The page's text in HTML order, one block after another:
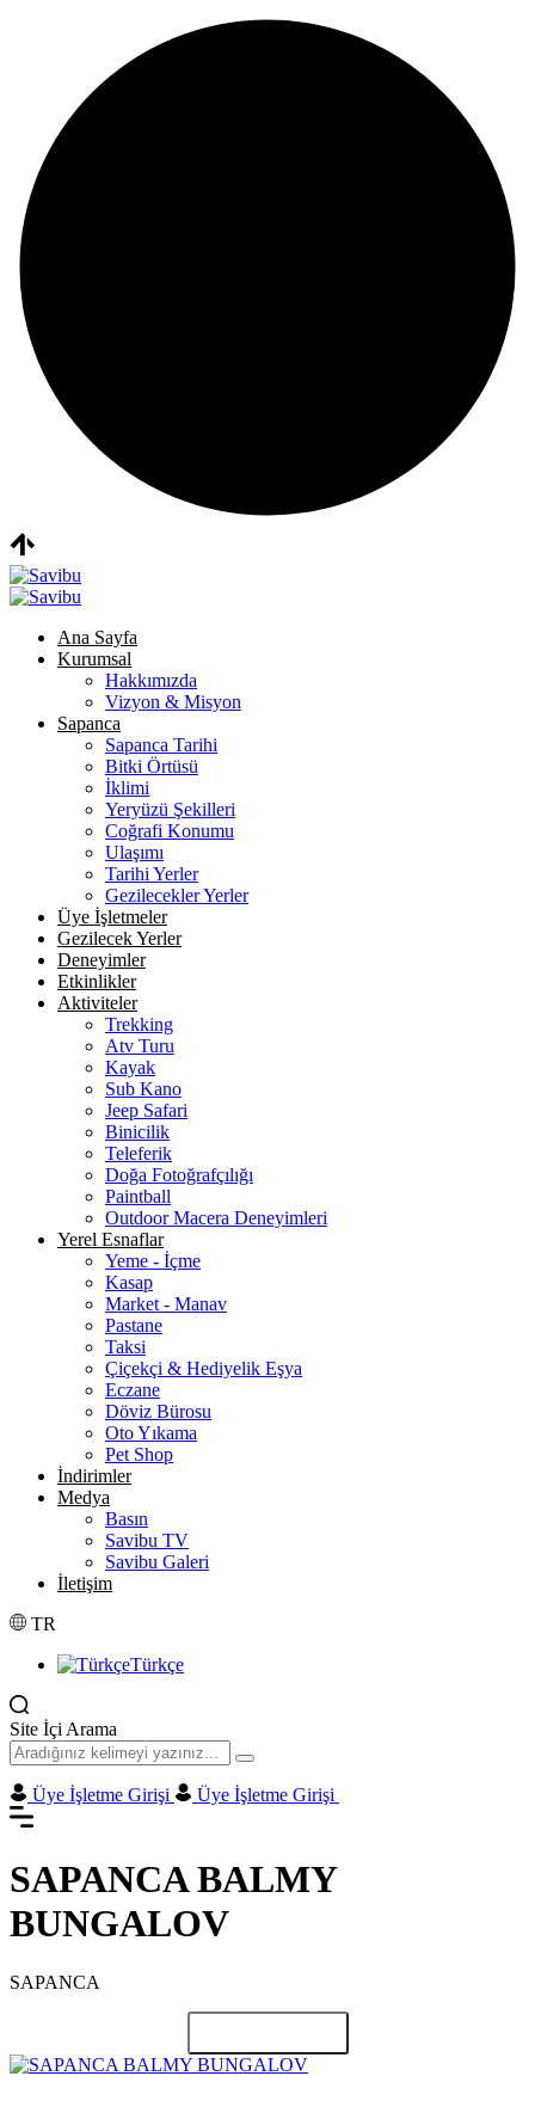
Ana Sayfa
Kurumsal
Hakkımızda
Vizyon & Misyon
Sapanca
Sapanca Tarihi
Bitki Örtüsü
İklimi
Yeryüzü Şekilleri
Coğrafi Konumu
Ulaşımı
Tarihi Yerler
Gezilecekler Yerler
Üye İşletmeler
Gezilecek Yerler
Deneyimler
Etkinlikler
Aktiviteler
Trekking
Atv Turu
Kayak
Sub Kano
Jeep Safari
Binicilik
Teleferik
Doğa Fotoğrafçılığı
Paintball
Outdoor Macera Deneyimleri
Yerel Esnaflar
Yeme - İçme
Kasap
Market - Manav
Pastane
Taksi
Çiçekçi & Hediyelik Eşya
Eczane
Döviz Bürosu
Oto Yıkama
Pet Shop
İndirimler
Medya
Basın
Savibu TV
Savibu Galeri
İletişim
TR
Türkçe
Site İçi Arama
Üye İşletme Girişi Üye İşletme Girişi
SAPANCA BALMY
BUNGALOV
SAPANCA